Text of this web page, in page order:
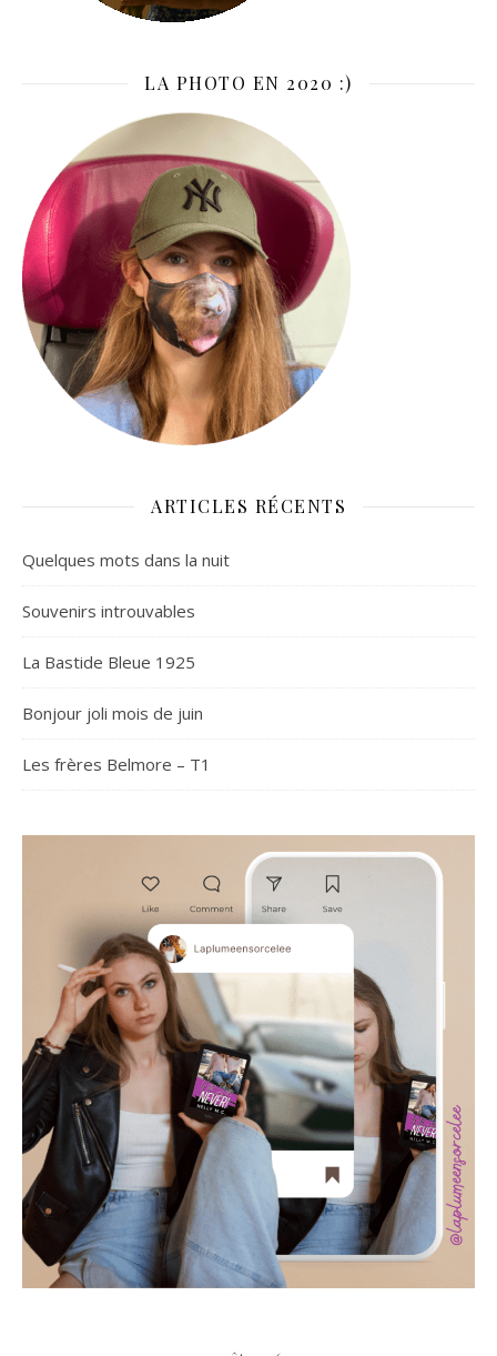
LA PHOTO EN 2020 :)
ARTICLES RÉCENTS
Quelques mots dans la nuit
Souvenirs introuvables
La Bastide Bleue 1925
Bonjour joli mois de juin
Les frères Belmore – T1